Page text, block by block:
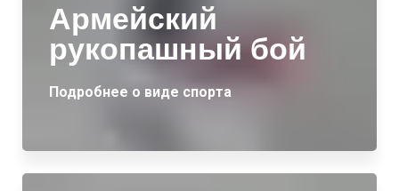
Армейский
рукопашный бой
Подробнее о виде спорта